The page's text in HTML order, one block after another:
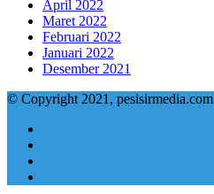
April 2022
Maret 2022
Februari 2022
Januari 2022
Desember 2021
© Copyright 2021, pesisirmedia.com